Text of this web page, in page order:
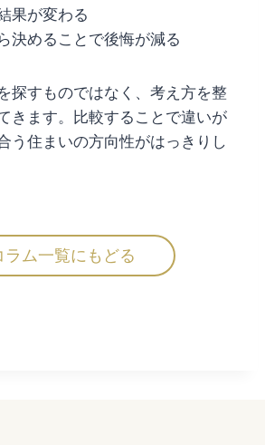
果が変わる
決めることで後悔が減る
探すものではなく、考え方を整
きます。比較することで違いが
う住まいの方向性がはっきりし
ラム一覧にもどる